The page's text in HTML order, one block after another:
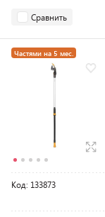
Сравнить
Частями на 5 мес.
Разумная цена
Код: 133873